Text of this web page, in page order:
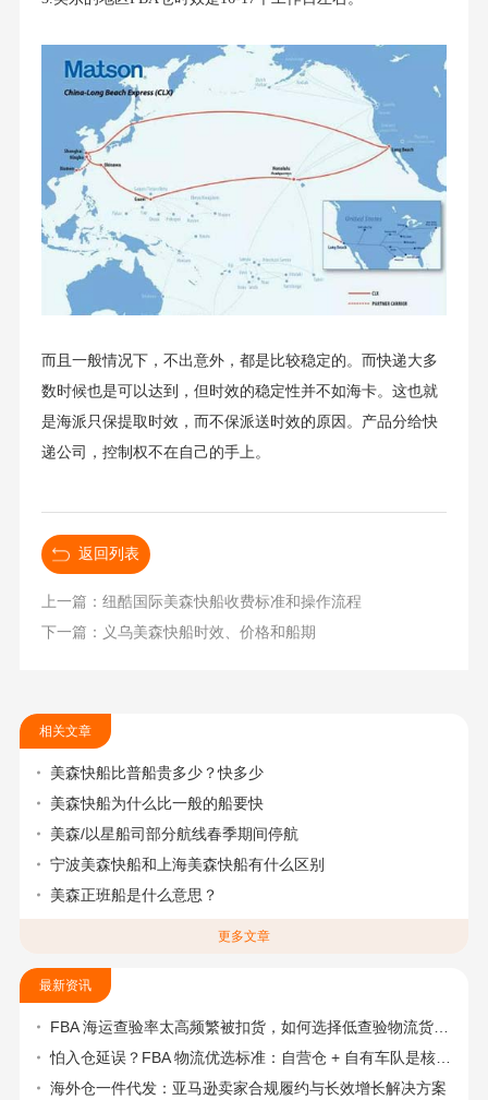
而且一般情况下，不出意外，都是比较稳定的。而快递大多
数时候也是可以达到，但时效的稳定性并不如海卡。这也就
是海派只保提取时效，而不保派送时效的原因。产品分给快
递公司，控制权不在自己的手上。
返回列表
上一篇：纽酷国际美森快船收费标准和操作流程
下一篇：义乌美森快船时效、价格和船期
相关文章
美森快船比普船贵多少？快多少
美森快船为什么比一般的船要快
美森/以星船司部分航线春季期间停航
宁波美森快船和上海美森快船有什么区别
美森正班船是什么意思？
更多文章
最新资讯
FBA 海运查验率太高频繁被扣货，如何选择低查验物流货代？
怕入仓延误？FBA 物流优选标准：自营仓 + 自有车队是核心硬指标
海外仓一件代发：亚马逊卖家合规履约与长效增长解决方案